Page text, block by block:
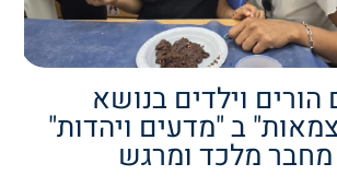
הורים וילדים בנושא
ב "מדעים ויהדות"
מלכד ומרגש